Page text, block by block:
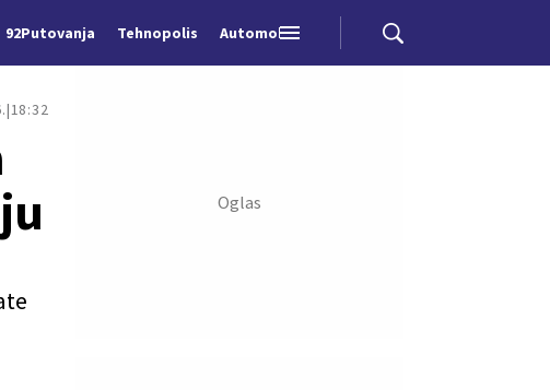
92Putovanja Tehnopolis Automobili
18:32